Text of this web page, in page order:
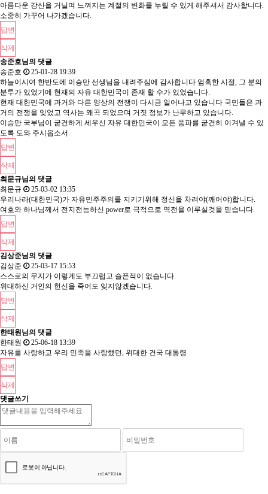
아름다운 강산을 거닐며 느껴지는 계절의 변화를 누릴 수 있게 해주셔서 감사합니다.
소중히 가꾸어 나가겠습니다.
답변
삭제
송준호님의 댓글
송준호
25-01-28 19:39
하늘이시여 한반도에 이승만 선생님을 내려주심에 감사합니다 엄혹한 시절, 그 분의
분투가 있었기에 현재의 자유 대한민국이 존재 할 수가 있었습니다.
현재 대한민국에 과거와 다른 양상의 전쟁이 다시금 일어나고 있습니다 국민들은 과
거의 전쟁을 잊었고 역사는 왜곡 되었으며 거짓 정보가 난무하고 있습니다.
이승만 국부님이 굳건하게 세우신 자유 대한민국이 모든 풍파를 굳건히 이겨낼 수 있
도록 도와 주시옵소서.
답변
삭제
최문규님의 댓글
최문규
25-03-02 13:35
우리나라(대한민국)가 자유민주주의를 지키기위해 정신을 차려야(깨어야)합니다.
여호와 하나님께서 전지전능하신 power로 극적으로 역전을 이루실것을 믿습니다.
답변
삭제
김상준님의 댓글
김상준
25-03-17 15:53
스스로의 무지가 이렇게도 부끄럽고 슬픈적이 없습니다.
위대하신 거인의 헌신을 죽어도 잊지않겠습니다.
답변
삭제
한태원님의 댓글
한태원
25-06-18 13:39
자유를 사랑하고 우리 민족을 사랑했던, 위대한 건국 대통령
답변
삭제
댓글쓰기